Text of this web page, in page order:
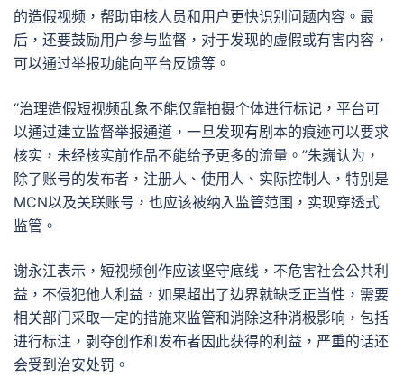
的造假视频，帮助审核人员和用户更快识别问题内容。最
后，还要鼓励用户参与监督，对于发现的虚假或有害内容，
可以通过举报功能向平台反馈等。
“治理造假短视频乱象不能仅靠拍摄个体进行标记，平台可
以通过建立监督举报通道，一旦发现有剧本的痕迹可以要求
核实，未经核实前作品不能给予更多的流量。”朱巍认为，
除了账号的发布者，注册人、使用人、实际控制人，特别是
MCN以及关联账号，也应该被纳入监管范围，实现穿透式
监管。
谢永江表示，短视频创作应该坚守底线，不危害社会公共利
益，不侵犯他人利益，如果超出了边界就缺乏正当性，需要
相关部门采取一定的措施来监管和消除这种消极影响，包括
进行标注，剥夺创作和发布者因此获得的利益，严重的话还
会受到治安处罚。